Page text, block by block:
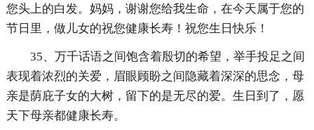
您头上的白发。妈妈，谢谢您给我生命，在今天属于您的
节日里，做儿女的祝您健康长寿！祝您生日快乐！
35、万千话语之间饱含着殷切的希望，举手投足之间
表现着浓烈的关爱，眉眼顾盼之间隐藏着深深的思念，母
亲是荫庇子女的大树，留下的是无尽的爱。生日到了，愿
天下母亲都健康长寿。